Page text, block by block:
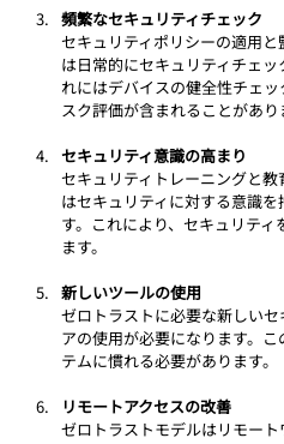
頻繁なセキュリティチェック
セキュリティポリシーの適用
は日常的にセキュリティチェ
れにはデバイスの健全性チェ
スク評価が含まれることがあり
セキュリティ意識の高まり
セキュリティトレーニングと
はセキュリティに対する意識
す。これにより、セキュリテ
ます。
新しいツールの使用
ゼロトラストに必要な新しい
アの使用が必要になります。
テムに慣れる必要があります。
リモートアクセスの改善
ゼロトラストモデルはリモー